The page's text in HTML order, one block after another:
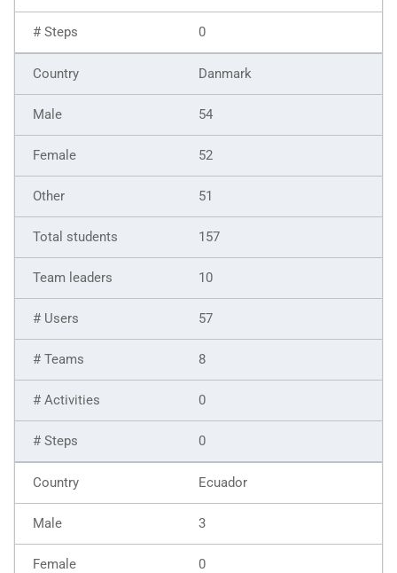
0
Danmark
54
52
51
157
10
57
8
0
0
Ecuador
3
0